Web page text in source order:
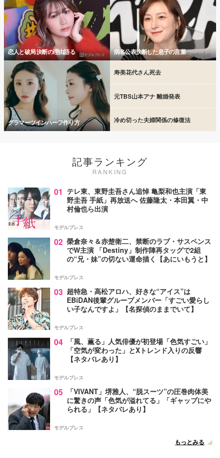
恋人と破局 決断の理由語る 病名公表決断した息子の言葉
グラマーツインハーフ作り方
寿美花代さん死去
元TBS山本アナ 離婚発表
冷め切った夫婦関係の修復法
記事ランキング
RANKING
01 テレ東、東野圭吾さん追悼 亀梨和也主演「東
野圭吾 手紙」再放送へ 佐藤隆太・本田翼・中
村倫也ら出演
モデルプレス
02 榮倉奈々＆赤楚衛二、禁断のラブ・サスペンス
でW主演 「Destiny」制作陣再タッグで2組
の“兄・妹”の切ない運命描く【あにいもうと】
モデルプレス
03 超特急・高松アロハ、好きな“アイス”は
EBiDAN後輩グループメンバー「すごい愛らし
い子なんですよ」【名探偵のままでいて】
モデルプレス
04
「風、薫る」人気俳優が初登場「色気すごい」
「空気が変わった」とXトレンド入りの反響
【ネタバレあり】
モデルプレス
05
「VIVANT」堺雅人、“脱スーツ”の圧巻肉体美
に驚きの声「色気が溢れてる」「ギャップにや
られる」【ネタバレあり】
モデルプレス
もっとみる